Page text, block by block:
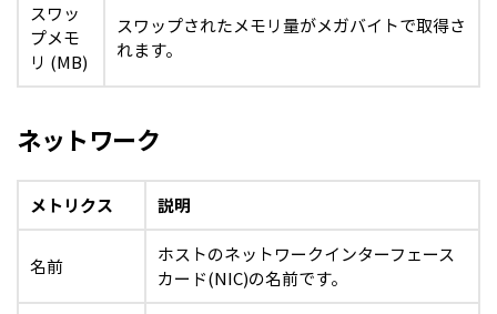
スワッ
プメモ
リ (MB)
スワップされたメモリ量がメガバイトで取得さ
れます。
ネットワーク
メトリクス 説明
名前
ホストのネットワークインターフェース
カード(NIC)の名前です。